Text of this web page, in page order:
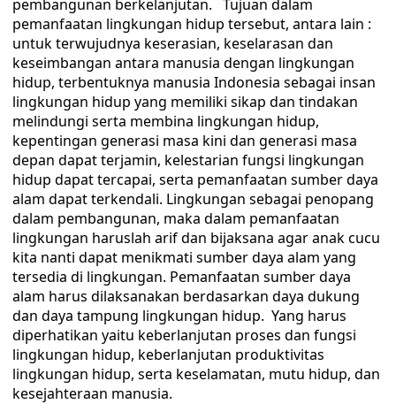
pembangunan berkelanjutan. Tujuan dalam
pemanfaatan lingkungan hidup tersebut, antara lain :
untuk terwujudnya keserasian, keselarasan dan
keseimbangan antara manusia dengan lingkungan
hidup, terbentuknya manusia Indonesia sebagai insan
lingkungan hidup yang memiliki sikap dan tindakan
melindungi serta membina lingkungan hidup,
kepentingan generasi masa kini dan generasi masa
depan dapat terjamin, kelestarian fungsi lingkungan
hidup dapat tercapai, serta pemanfaatan sumber daya
alam dapat terkendali. Lingkungan sebagai penopang
dalam pembangunan, maka dalam pemanfaatan
lingkungan haruslah arif dan bijaksana agar anak cucu
kita nanti dapat menikmati sumber daya alam yang
tersedia di lingkungan. Pemanfaatan sumber daya
alam harus dilaksanakan berdasarkan daya dukung
dan daya tampung lingkungan hidup. Yang harus
diperhatikan yaitu keberlanjutan proses dan fungsi
lingkungan hidup, keberlanjutan produktivitas
lingkungan hidup, serta keselamatan, mutu hidup, dan
kesejahteraan manusia.